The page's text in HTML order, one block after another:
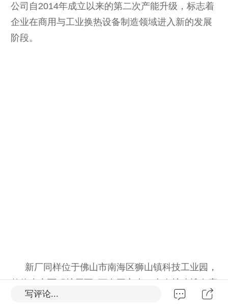
公司自2014年成立以来的第二次产能升级，标志着
企业在商用与工业换热设备制造领域进入新的发展
阶段。
新厂同样位于佛山市南海区狮山镇科技工业园，
整体生产面积扩展至3万多平方米。本次扩建旨在应
对持续增长的订单需求，进一步提升制造能力与交
写评论...